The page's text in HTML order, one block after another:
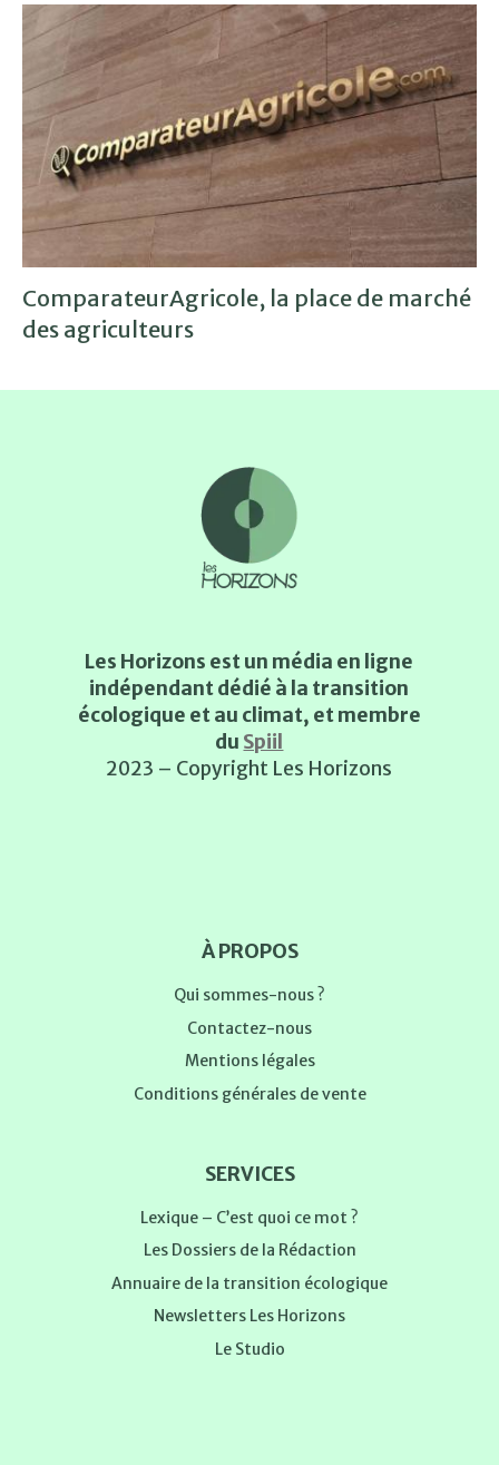
ComparateurAgricole, la place de marché
des agriculteurs
Les Horizons est un média en ligne
indépendant dédié à la transition
écologique et au climat, et membre
du Spiil
2023 – Copyright Les Horizons
À PROPOS
Qui sommes-nous ?
Contactez-nous
Mentions légales
Conditions générales de vente
SERVICES
Lexique – C’est quoi ce mot ?
Les Dossiers de la Rédaction
Annuaire de la transition écologique
Newsletters Les Horizons
Le Studio